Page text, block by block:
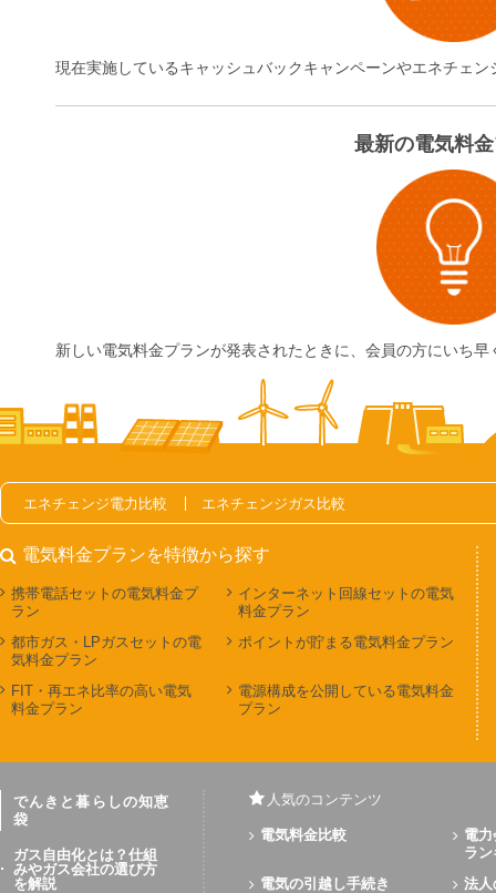
現在実施しているキャッシュバックキャンペーンやエネチェ
最新の電気料
新しい電気料金プランが発表されたときに、会員の方にいち早
エネチェンジ電力比較 エネチェンジガス比較
電気料金プランを特徴から探す
携帯電話セットの電気料金プ
ラン
インターネット回線セットの電気
料金プラン
都市ガス・LPガスセットの電
気料金プラン
ポイントが貯まる電気料金プラン
FIT・再エネ比率の高い電気
料金プラン
電源構成を公開している電気料金
プラン
でんきと暮らしの知恵
袋
ガス自由化とは？仕組
みやガス会社の選び方
を解説
人気のコンテンツ
電気料金比較
電
ラ
電気の引越し手続き
法人